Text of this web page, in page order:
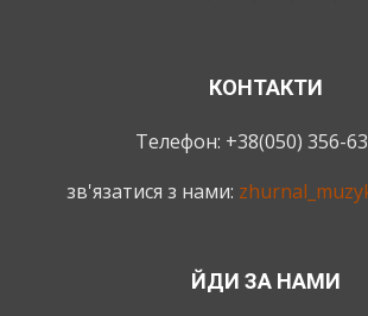
КОНТАКТИ
Телефон: +38(050) 356-
зв'язатися з нами:
ЙДИ ЗА НАМИ